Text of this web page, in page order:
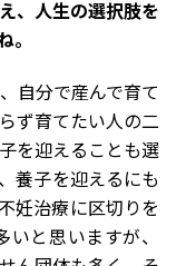
、人生の選択肢を
自分で産んで育て
ず育てたい人の二
を迎えることも選
養子を迎えるにも
妊治療に区切りを
と思いますが、